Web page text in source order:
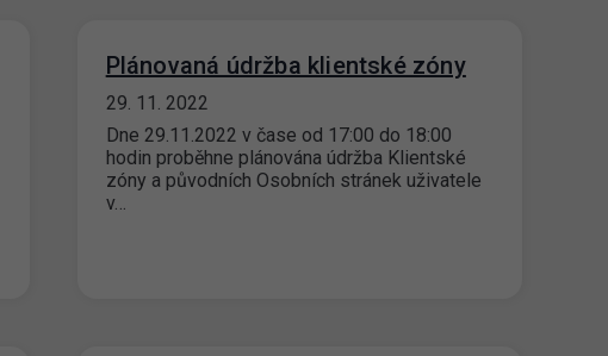
Plánovaná údržba klientské zóny
29. 11. 2022
Dne 29.11.2022 v čase od 17:00 do 18:00
hodin proběhne plánována údržba Klientské
zóny a původních Osobních stránek uživatele
v…